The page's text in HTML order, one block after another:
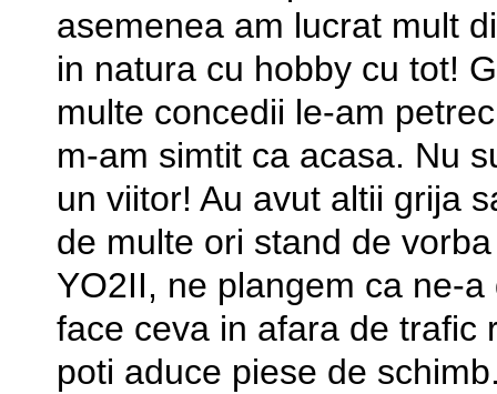
asemenea am lucrat mult
in natura cu hobby cu tot!
multe concedii le-am
m-am simtit ca acasa. Nu
un viitor! Au avut altii grija
de multe ori stand de
YO2II, ne plangem ca ne-
face ceva in afara de trafic
poti aduce piese de